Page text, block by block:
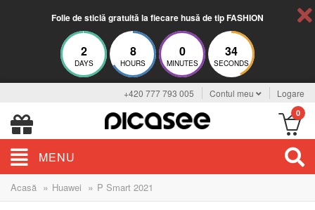
Folie de sticlă gratuită la fiecare husă de tip FASHION
2
DAYS
8
HOURS
0
MINUTES
33
SECONDS
+420 777 793 005 Contul meu Logare
0
MENU
Acasă » Huawei » P Smart 2021